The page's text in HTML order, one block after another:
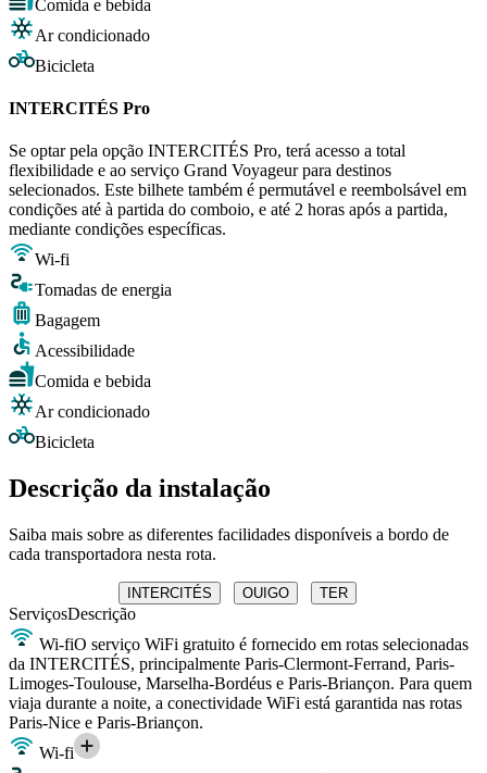
Comida e bebida
Ar condicionado
Bicicleta
INTERCITÉS Pro
Se optar pela opção INTERCITÉS Pro, terá acesso a total
flexibilidade e ao serviço Grand Voyageur para destinos
selecionados. Este bilhete também é permutável e reembolsável em
condições até à partida do comboio, e até 2 horas após a partida,
mediante condições específicas.
Wi-fi
Tomadas de energia
Bagagem
Acessibilidade
Comida e bebida
Ar condicionado
Bicicleta
Descrição da instalação
Saiba mais sobre as diferentes facilidades disponíveis a bordo de
cada transportadora nesta rota.
INTERCITÉS OUIGO TER
ServiçosDescrição
Wi-fiO serviço WiFi gratuito é fornecido em rotas selecionadas
da INTERCITÉS, principalmente Paris-Clermont-Ferrand, Paris-
Limoges-Toulouse, Marselha-Bordéus e Paris-Briançon. Para quem
viaja durante a noite, a conectividade WiFi está garantida nas rotas
Paris-Nice e Paris-Briançon.
Wi-fi